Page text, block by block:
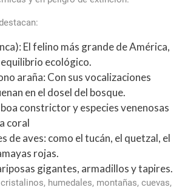
El felino más grande de América,
ecológico.
araña: Con sus vocalizaciones
en el dosel del bosque.
constrictor y especies venenosas
coral
de aves: como el tucán, el quetzal, el
rojas.
gigantes, armadillos y tapires.
humedales, montañas, cuevas,